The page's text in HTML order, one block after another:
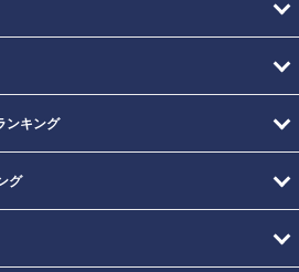
ンキング
グ